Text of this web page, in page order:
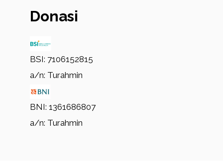
Donasi
BSI: 7106152815
a/n: Turahmin
BNI: 1361686807
a/n: Turahmin